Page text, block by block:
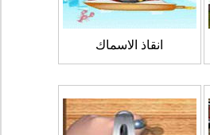
انقاذ الاسماك